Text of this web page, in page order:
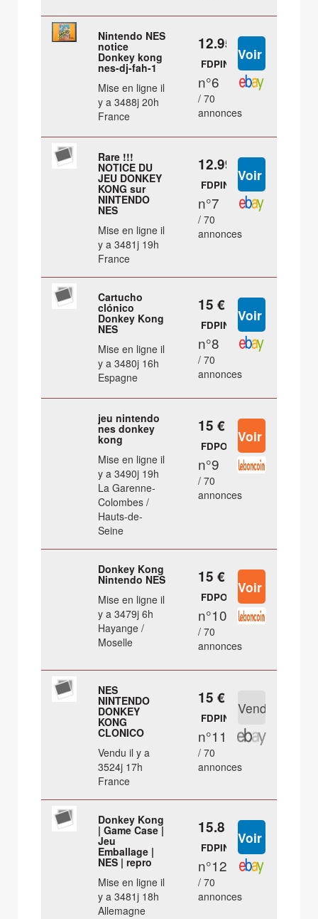
Nintendo NES
notice
Donkey kong
nes-dj-fah-1
Mise en ligne il
y a 3488j 20h
France
12.95 €
FDPIN
n°6
/ 70
annonces
Rare !!!
NOTICE DU
JEU DONKEY
KONG sur
NINTENDO
NES
Mise en ligne il
y a 3481j 19h
France
12.99 €
FDPIN
n°7
/ 70
annonces
Cartucho
clónico
Donkey Kong
NES
Mise en ligne il
y a 3480j 16h
Espagne
15 €
FDPIN
n°8
/ 70
annonces
jeu nintendo
nes donkey
kong
Mise en ligne il
y a 3490j 19h
La Garenne-
Colombes /
Hauts-de-
Seine
15 €
FDPOUT
n°9
/ 70
annonces
Donkey Kong
Nintendo NES
Mise en ligne il
y a 3479j 6h
Hayange /
Moselle
15 €
FDPOUT
n°10
/ 70
annonces
NES
NINTENDO
DONKEY
KONG
CLONICO
Vendu il y a
3524j 17h
France
15 €
FDPIN
n°11
/ 70
annonces
Donkey Kong
| Game Case |
Jeu
Emballage |
NES | repro
Mise en ligne il
y a 3481j 18h
Allemagne
15.8 €
FDPIN
n°12
/ 70
annonces